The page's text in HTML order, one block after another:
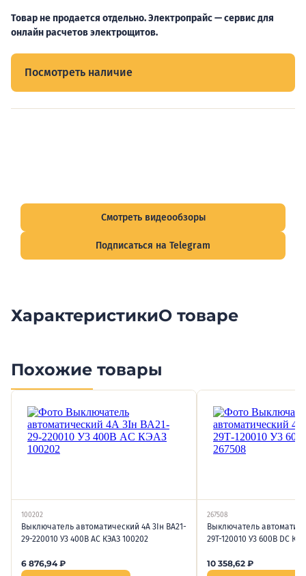
Товар не продается отдельно. Электропрайс — сервис для
онлайн расчетов электрощитов.
Посмотреть наличие
Смотреть видеообзоры
Подписаться на Telegram
ХарактеристикиО товаре
Похожие товары
100202
Выключатель автоматический 4А 3Iн ВА21-
29-220010 У3 400В AC КЭАЗ 100202
6 876,94₽
267508
Выключатель
29Т-120010 У3 600В DC
10 358,62 ₽